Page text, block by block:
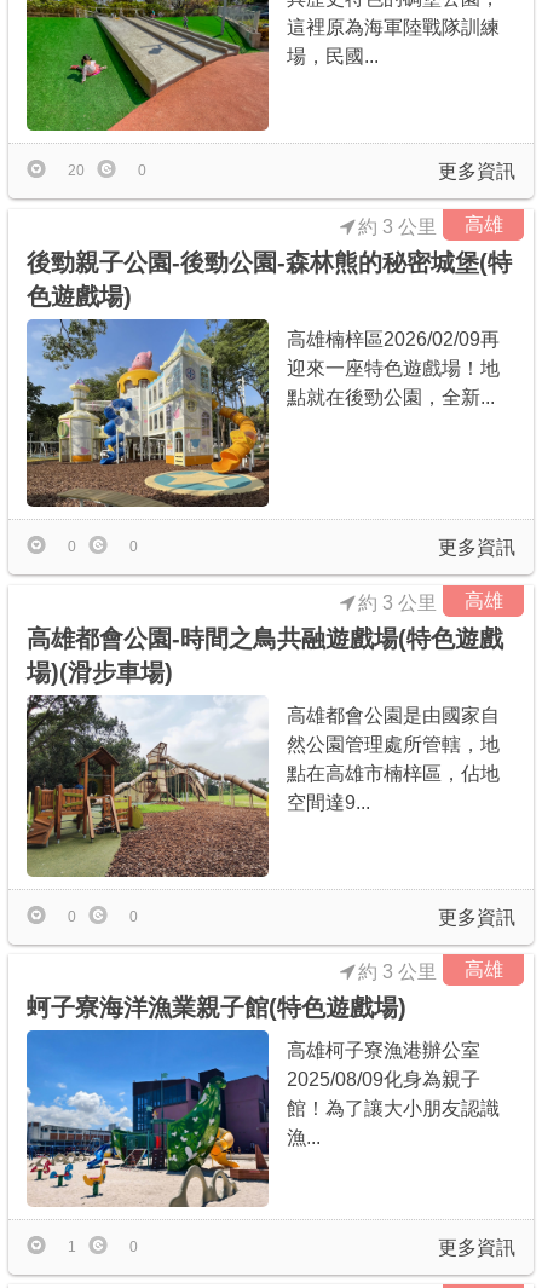
這裡原為海軍陸戰隊訓練
場，民國...
更多資訊
20 0
高雄
後勁親子公園-後勁公園-森林熊的秘密城堡(特
色遊戲場)
約 3 公里
高雄楠梓區2026/02/09再
迎來一座特色遊戲場！地
點就在後勁公園，全新...
更多資訊
0 0
高雄
高雄都會公園-時間之鳥共融遊戲場(特色遊戲
場)(滑步車場)
約 3 公里
高雄都會公園是由國家自
然公園管理處所管轄，地
點在高雄市楠梓區，佔地
空間達9...
更多資訊
0 0
高雄
蚵子寮海洋漁業親子館(特色遊戲場)
約 3 公里
高雄柯子寮漁港辦公室
2025/08/09化身為親子
館！為了讓大小朋友認識
漁...
更多資訊
1 0